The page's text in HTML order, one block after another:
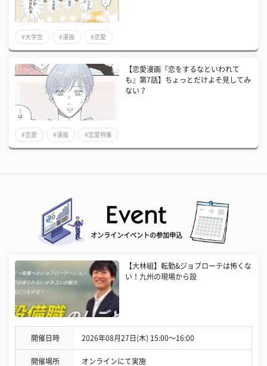
#大学生 #漫画 #恋愛
【恋愛漫画『恋をするなといわれて
も』第7話】ちょっとだけよそ見してみ
ない？
#恋愛 #漫画 #恋愛特集
オンラインイベントの参加申込
【大林組】転勤&ジョブローテは怖くな
い！九州の現場から設
開催日時 2026年08月27日(木) 15:00〜16:00
開催場所 オンラインにて実施